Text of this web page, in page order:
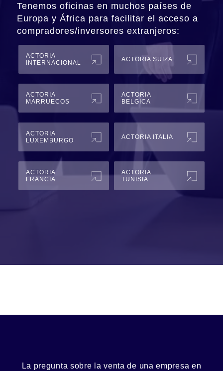
Tenemos oficinas en muchos países de
Europa y África para facilitar el acceso a
compradores/inversores extranjeros:
ACTORIA
INTERNACIONAL
ACTORIA SUIZA
ACTORIA
MARRUECOS
ACTORIA
BELGICA
ACTORIA
LUXEMBURGO
ACTORIA ITALIA
ACTORIA
FRANCIA
ACTORIA
TUNISIA
La pregunta sobre la venta de unaempresa en